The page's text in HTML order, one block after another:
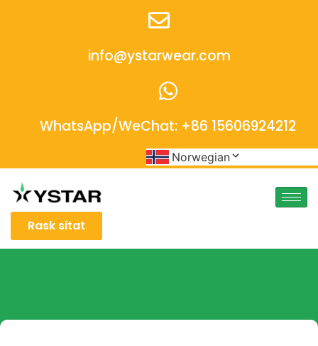
info@ystarwear.com
WhatsApp/WeChat: +86 15606924212
Norwegian
Rask sitat